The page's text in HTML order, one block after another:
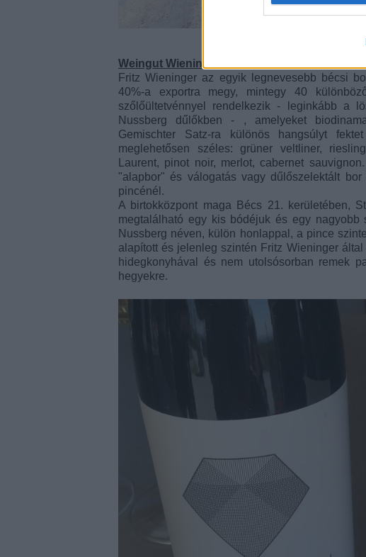
Weingut Wieninger
Fritz Wieninger az egyik legnevesebb bécsi
40%-a exportra megy, mintegy 40
szőlőültetvénnyel rendelkezik - leginkább a
Nussberg dűlőkben - , amelyeket
Gemischter Satz-ra különös hangsúlyt
meglehetősen széles: grüner veltliner,
Laurent, pinot noir, merlot, cabernet
"alapbor" és válogatás vagy dűlőszelektált
pincénél.
A birtokközpont maga Bécs 21. kerületében,
megtalálható egy kis bódéjuk és egy
Nussberg néven, külön honlappal, a pince
alapított és jelenleg szintén Fritz Wieninger
hidegkonyhával és nem utolsósorban remek
hegyekre.